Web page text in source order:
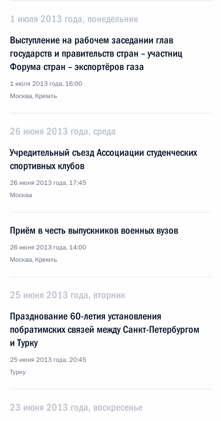
1 июля 2013 года, понедельник
Выступление на рабочем заседании глав
государств и правительств стран – участниц
Форума стран – экспортёров газа
1 июля 2013 года, 16:00
Москва, Кремль
26 июня 2013 года, среда
Учредительный съезд Ассоциации студенческих
спортивных клубов
26 июня 2013 года, 17:45
Москва
Приём в честь выпускников военных вузов
26 июня 2013 года, 14:00
Москва, Кремль
25 июня 2013 года, вторник
Празднование 60-летия установления
побратимских связей между Санкт-Петербургом
и Турку
25 июня 2013 года, 20:45
Турку
23 июня 2013 года, воскресенье